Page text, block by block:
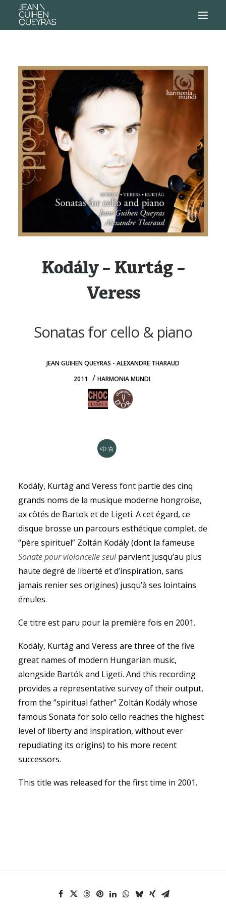
SEARCH
Kodály – Kurtág –
Veress
Sonatas for cello & piano
JEAN GUIHEN QUEYRAS - ALEXANDRE THARAUD
2011 / HARMONIA MUNDI
Kodály, Kurtág and Veress font partie des cinq
grands noms de la musique moderne hongroise,
ax côtés de Bartok et de Ligeti. A cet égard, ce
disque brosse un parcours esthétique complet, de
“père spirituel” Zoltán Kodály (dont la fameuse
Sonate pour violoncelle seulparvient jusqu’au plus
haute degré de liberté et d’inspiration, sans
jamais renier ses origines) jusqu’à ses lointains
émules.
Ce titre est paru pour la première fois en 2001.
Kodály, Kurtág and Veress are three of the five
great names of modern Hungarian music,
alongside Bartók and Ligeti. And this recording
provides a representative survey of their output,
from the ”spiritual father” Zoltán Kodály whose
famous Sonata for solo cello reaches the highest
level of liberty and inspiration, without ever
repudiating its origins) to his more recent
successors.
This title was released for the first time in 2001.